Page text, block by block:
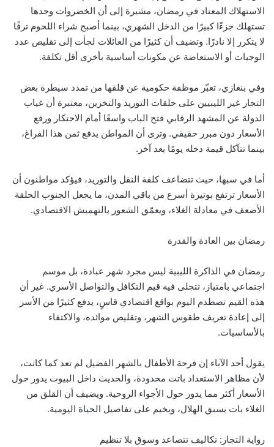
الاستهلاك المعتاد في رمضان، مشيرة إلى أن الخضروات وحدها
تستهلك جزءًا كبيرًا من الدخل الشهري، بينما أصبح شراء اللحوم ترفًا
لا يتكرر إلا نادرًا. وتضيف أن كثيرًا من العائلات لجأت إلى تقليص عدد
الوجبات أو الاستعاضة عن مكونات أساسية بأخرى أقل تكلفة.
وفي بنغازي، تعبّر موظفة حكومية عن قلقها من تمدد سيطرة بعض
التجار غير الليبيين على حلقات التوريد والتخزين، معتبرة أن غياب
الدولة عن المشهد الرقابي فتح الباب واسعًا أمام الاحتكار ورفع
الأسعار دون مبرر حقيقي. وترى أن المواطن يدفع ثمن هذا الفراغ،
بينما تتآكل قيمة دخله يومًا بعد آخر.
أما في سبها، حيث تتضاعف كلفة النقل والتوريد، فيؤكد مواطنون أن
الأسعار ترتفع بوتيرة أسرع من باقي المدن، ما يجعل الجنوب الحلقة
الأضعف في معادلة الغلاء، ويعمّق الشعور بالتهميش الاقتصادي.
رمضان بين العادة والقدرة
رمضان في الذاكرة الليبية ليس مجرد شهر عبادة، بل موسم
اجتماعي بامتياز، تتجلى فيه قيم التكافل والتواصل الأسري. غير أن
هذه القيم تصطدم اليوم بواقع اقتصادي قاسٍ، يدفع كثيرًا من الأسر
إلى إعادة تعريف طقوس الشهر، وتقليص موائده، والاكتفاء
بالأساسيات.
يقول أحد الآباء إن فرحة الأطفال بالشهر الفضيل لم تعد كما كانت،
لأن مظاهر الاستعداد باتت محدودة، والحديث داخل البيوت يدور حول
الأسعار أكثر مما يدور حول الأجواء الروحية. ويضيف أن القلق من
الغلاء بات يسبق الهلال، ويخيم على تفاصيل الحياة اليومية.
رواية التجار: تكاليف تتصاعد وسوق بلا تنظيم